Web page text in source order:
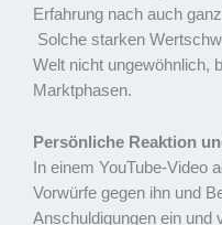
Erfahrung nach auch
Solche starken
Welt nicht ungewöhnlich,
Marktphasen.
Persönliche Reaktion
In einem YouTube-Video
Vorwürfe gegen ihn und
Anschuldigungen ein und